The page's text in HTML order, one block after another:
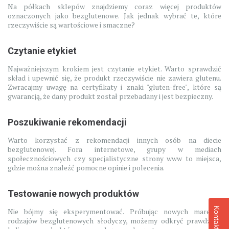
Na półkach sklepów znajdziemy coraz więcej produktów
oznaczonych jako bezglutenowe. Jak jednak wybrać te, które
rzeczywiście są wartościowe i smaczne?
Czytanie etykiet
Najważniejszym krokiem jest czytanie etykiet. Warto sprawdzić
skład i upewnić się, że produkt rzeczywiście nie zawiera glutenu.
Zwracajmy uwagę na certyfikaty i znaki "gluten-free", które są
gwarancją, że dany produkt został przebadany i jest bezpieczny.
Poszukiwanie rekomendacji
Warto korzystać z rekomendacji innych osób na diecie
bezglutenowej. Fora internetowe, grupy w mediach
społecznościowych czy specjalistyczne strony www to miejsca,
gdzie można znaleźć pomocne opinie i polecenia.
Testowanie nowych produktów
Nie bójmy się eksperymentować. Próbując nowych marek i
rodzajów bezglutenowych słodyczy, możemy odkryć prawdziwe
Kontakt